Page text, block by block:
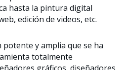
hasta la pintura digital
edición de videos, etc.
y amplia que se ha
totalmente